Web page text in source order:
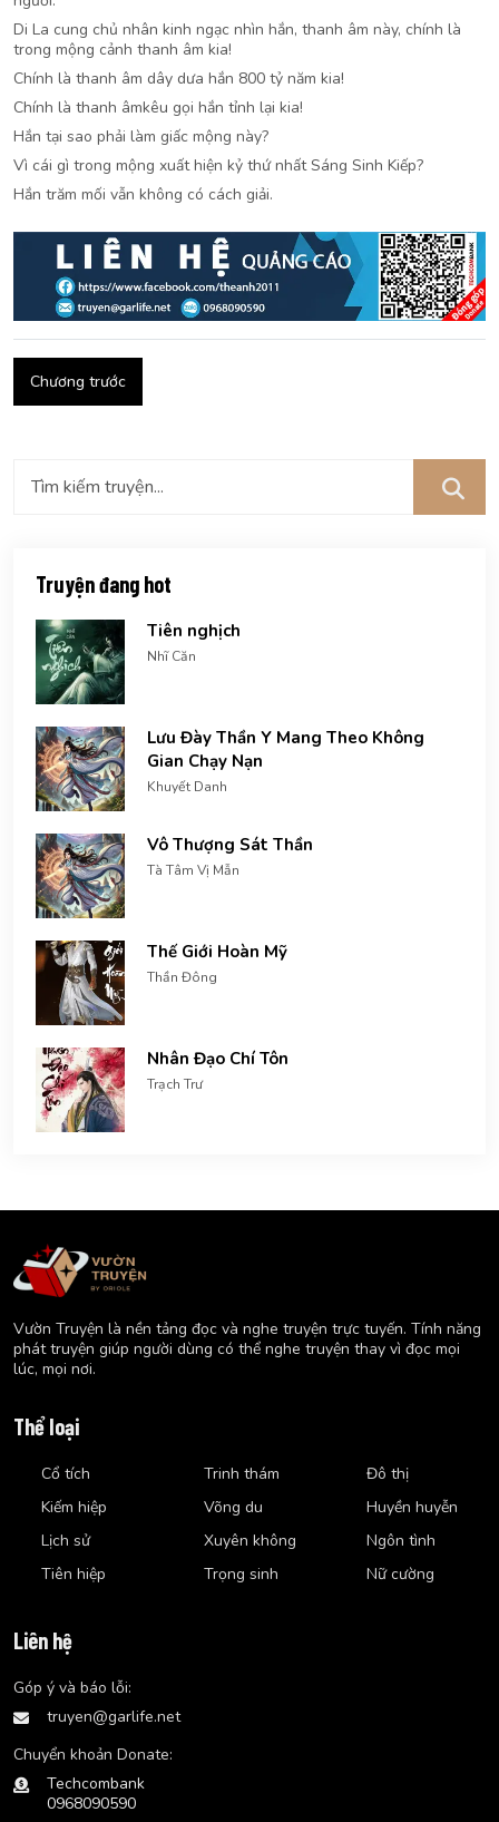
Di La cung chủ nhân kinh ngạc nhìn hắn, thanh âm này, chính là
trong mộng cảnh thanh âm kia!
Chính là thanh âm dây dưa hắn 800 tỷ năm kia!
Chính là thanh âmkêu gọi hắn tỉnh lại kia!
Hắn tại sao phải làm giấc mộng này?
Vì cái gì trong mộng xuất hiện kỷ thứ nhất Sáng Sinh Kiếp?
Hắn trăm mối vẫn không có cách giải.
Chương trước
Truyện đang hot
Tiên nghịch
Nhĩ Căn
Lưu Đày Thần Y Mang Theo Không
Gian Chạy Nạn
Khuyết Danh
Vô Thượng Sát Thần
Tà Tâm Vị Mẫn
Thế Giới Hoàn Mỹ
Thần Đông
Nhân Đạo Chí Tôn
Trạch Trư
Vườn Truyện là nền tảng đọc và nghe truyện trực tuyến. Tính năng
phát truyện giúp người dùng có thể nghe truyện thay vì đọc mọi
lúc, mọi nơi.
Thể loại
Cổ tích
Kiếm hiệp
Lịch sử
Tiên hiệp
Trinh thám
Võng du
Xuyên không
Trọng sinh
Đô thị
Huyền huyễn
Ngôn tình
Nữ cường
Liên hệ
Góp ý và báo lỗi:
truyen@garlife.net
Chuyển khoản Donate:
Techcombank
0968090590